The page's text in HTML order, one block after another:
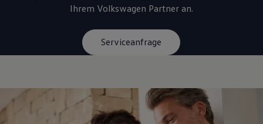
Ihrem Volkswagen Partner an.
Serviceanfrage